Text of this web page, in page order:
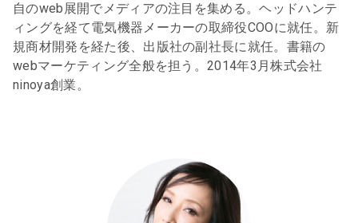
自のweb展開でメディアの注目を集める。ヘッドハンテ
ィングを経て電気機器メーカーの取締役COOに就任。新
規商材開発を経た後、出版社の副社長に就任。書籍の
webマーケティング全般を担う。2014年3月株式会社
ninoya創業。